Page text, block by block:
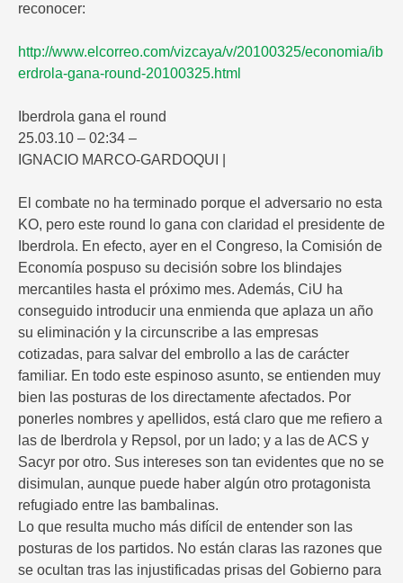
reconocer:
http://www.elcorreo.com/vizcaya/v/20100325/economia/ib
erdrola-gana-round-20100325.html
Iberdrola gana el round
25.03.10 – 02:34 –
IGNACIO MARCO-GARDOQUI |
El combate no ha terminado porque el adversario no esta
KO, pero este round lo gana con claridad el presidente de
Iberdrola. En efecto, ayer en el Congreso, la Comisión de
Economía pospuso su decisión sobre los blindajes
mercantiles hasta el próximo mes. Además, CiU ha
conseguido introducir una enmienda que aplaza un año
su eliminación y la circunscribe a las empresas
cotizadas, para salvar del embrollo a las de carácter
familiar. En todo este espinoso asunto, se entienden muy
bien las posturas de los directamente afectados. Por
ponerles nombres y apellidos, está claro que me refiero a
las de Iberdrola y Repsol, por un lado; y a las de ACS y
Sacyr por otro. Sus intereses son tan evidentes que no se
disimulan, aunque puede haber algún otro protagonista
refugiado entre las bambalinas.
Lo que resulta mucho más difícil de entender son las
posturas de los partidos. No están claras las razones que
se ocultan tras las injustificadas prisas del Gobierno para